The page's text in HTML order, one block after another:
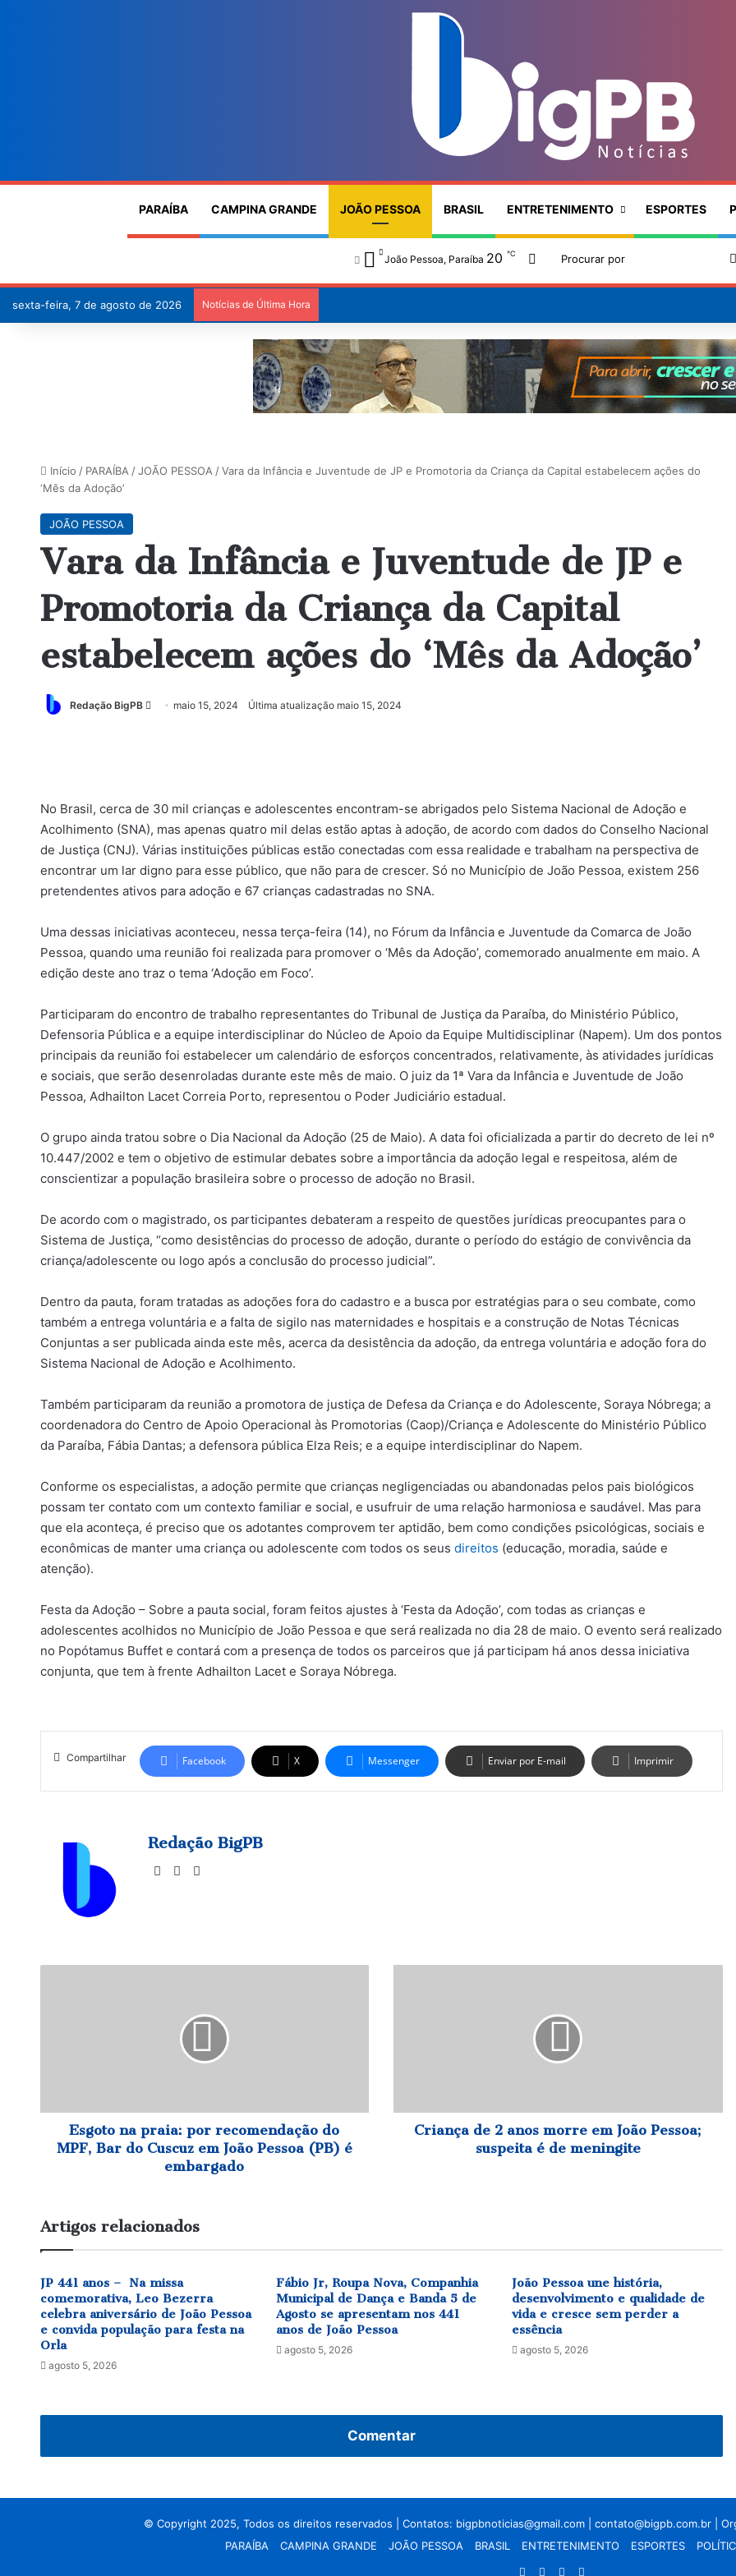
PARAÍBA CAMPINA GRANDE JOÃO PESSOA BRASIL ENTRETENIMENTO ESPORTES
João Pessoa, Paraíba 20 ℃ Switch skin
sexta-feira, 7 de agosto de 2026 Notícias de Última Hora
Início / PARAÍBA / JOÃO PESSOA / Vara da Infância e Juventude de JP e Promotoria da Criança da Capital estabelecem ações do
‘Mês da Adoção’
JOÃO PESSOA
Vara da Infância e Juventude de JP e
Promotoria da Criança da Capital
estabelecem ações do ‘Mês da Adoção’
Redação BigPB Mandemaio 15, 2024 Última atualização maio 15, 2024
No Brasil, cerca de 30 mil crianças e adolescentes encontram-se abrigados pelo Sistema Nacional de Adoção e
Acolhimento (SNA), mas apenas quatro mil delas estão aptas à adoção, de acordo com dados do Conselho Nacional
de Justiça (CNJ). Várias instituições públicas estão conectadas com essa realidade e trabalham na perspectiva de
encontrar um lar digno para esse público, que não para de crescer. Só no Município de João Pessoa, existem 256
pretendentes ativos para adoção e 67 crianças cadastradas no SNA.
Uma dessas iniciativas aconteceu, nessa terça-feira (14), no Fórum da Infância e Juventude da Comarca de João
Pessoa, quando uma reunião foi realizada para promover o ‘Mês da Adoção’, comemorado anualmente em maio. A
edição deste ano traz o tema ‘Adoção em Foco’.
Participaram do encontro de trabalho representantes do Tribunal de Justiça da Paraíba, do Ministério Público,
Defensoria Pública e a equipe interdisciplinar do Núcleo de Apoio da Equipe Multidisciplinar (Napem). Um dos pontos
principais da reunião foi estabelecer um calendário de esforços concentrados, relativamente, às atividades jurídicas
e sociais, que serão desenroladas durante este mês de maio. O juiz da 1ª Vara da Infância e Juventude de João
Pessoa, Adhailton Lacet Correia Porto, representou o Poder Judiciário estadual.
O grupo ainda tratou sobre o Dia Nacional da Adoção (25 de Maio). A data foi oficializada a partir do decreto de lei nº
10.447/2002 e tem o objetivo de estimular debates sobre a importância da adoção legal e respeitosa, além de
conscientizar a população brasileira sobre o processo de adoção no Brasil.
De acordo com o magistrado, os participantes debateram a respeito de questões jurídicas preocupantes para o
Sistema de Justiça, “como desistências do processo de adoção, durante o período do estágio de convivência da
criança/adolescente ou logo após a conclusão do processo judicial”.
Dentro da pauta, foram tratadas as adoções fora do cadastro e a busca por estratégias para o seu combate, como
também a entrega voluntária e a falta de sigilo nas maternidades e hospitais e a construção de Notas Técnicas
Conjuntas a ser publicada ainda este mês, acerca da desistência da adoção, da entrega voluntária e adoção fora do
Sistema Nacional de Adoção e Acolhimento.
Também participaram da reunião a promotora de justiça de Defesa da Criança e do Adolescente, Soraya Nóbrega; a
coordenadora do Centro de Apoio Operacional às Promotorias (Caop)/Criança e Adolescente do Ministério Público
da Paraíba, Fábia Dantas; a defensora pública Elza Reis; e a equipe interdisciplinar do Napem.
Conforme os especialistas, a adoção permite que crianças negligenciadas ou abandonadas pelos pais biológicos
possam ter contato com um contexto familiar e social, e usufruir de uma relação harmoniosa e saudável. Mas para
que ela aconteça, é preciso que os adotantes comprovem ter aptidão, bem como condições psicológicas, sociais e
econômicas de manter uma criança ou adolescente com todos os seus direitos (educação, moradia, saúde e
atenção).
Festa da Adoção – Sobre a pauta social, foram feitos ajustes à ‘Festa da Adoção’, com todas as crianças e
adolescentes acolhidos no Município de João Pessoa e que será realizada no dia 28 de maio. O evento será realizado
no Popótamus Buffet e contará com a presença de todos os parceiros que já participam há anos dessa iniciativa
conjunta, que tem à frente Adhailton Lacet e Soraya Nóbrega.
Compartilhar Facebook X Messenger Enviar por E-mail Imprimir
Redação BigPB
WebsiteFacebook
do
Cuscuz
embargado
Esgoto na praia: por recomendação do
MPF, Bar do Cuscuz em João Pessoa (PB) é
embargado
suspeita
Criança de 2 anos morre em João Pessoa;
suspeita é de meningite
Artigos relacionados
JP 441 anos – Na missa
comemorativa, Leo Bezerra
celebra aniversário de João Pessoa
e convida população para festa na
Orla
agosto 5, 2026
Fábio Jr, Roupa Nova, Companhia
Municipal de Dança e Banda 5 de
Agosto se apresentam nos 441
anos de João Pessoa
agosto 5, 2026
João Pessoa une história,
desenvolvimento e qualidade de
vida e cresce sem perder a
essência
agosto 5, 2026
Comentar
© Copyright 2025, Todos os direitos reservados | Contatos: bigpbnoticias@gmail.com |contato@bigpb.com.br |
PARAÍBA
CAMPINA GRANDE JOÃO PESSOA BRASIL ENTRETENIMENTO ESPORTES
Facebook
X YouTubeInstagram